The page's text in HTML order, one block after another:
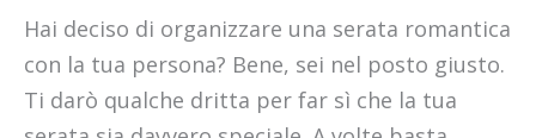
Hai deciso di organizzare una serata romantica
con la tua persona? Bene, sei nel posto giusto.
Ti darò qualche dritta per far sì che la tua
un
appuntamento
perfetto